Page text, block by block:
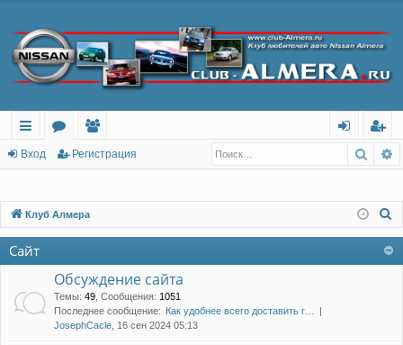
с
лк
и
о
м
ы
ол
ов
ат
ел
и
ег
тр
ац
ия
Вход Регистрация
Клуб Алмера
Сайт
Обсуждение сайта
Темы: 49 Сообщения: 1051
Последнее сообщение: Как удобнее всего доставить г…
JosephCacle , 16 сен 2024 05:13